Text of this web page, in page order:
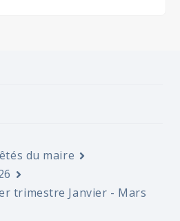
du maire
trimestre Janvier - Mars